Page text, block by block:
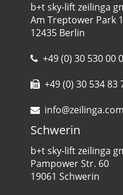
b+t sky-lift zeilinga
Am Treptower Park
12435 Berlin
+49 (0) 30 530 00
+49 (0) 30 534 83
info@zeilinga.com
Schwerin
b+t sky-lift zeilinga
Pampower Str. 60
19061 Schwerin